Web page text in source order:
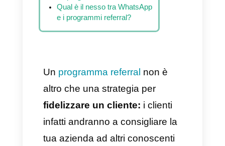
Indice
Qual è il nesso tra WhatsApp
e i programmi referral?